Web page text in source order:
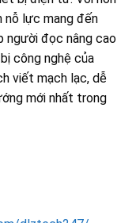
nỗ lực mang đến
người đọc nâng cao
công nghệ của
viết mạch lạc, dễ
mới nhất trong